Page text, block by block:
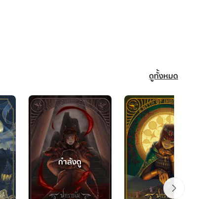
ดูทั้งหมด
กำลังดู